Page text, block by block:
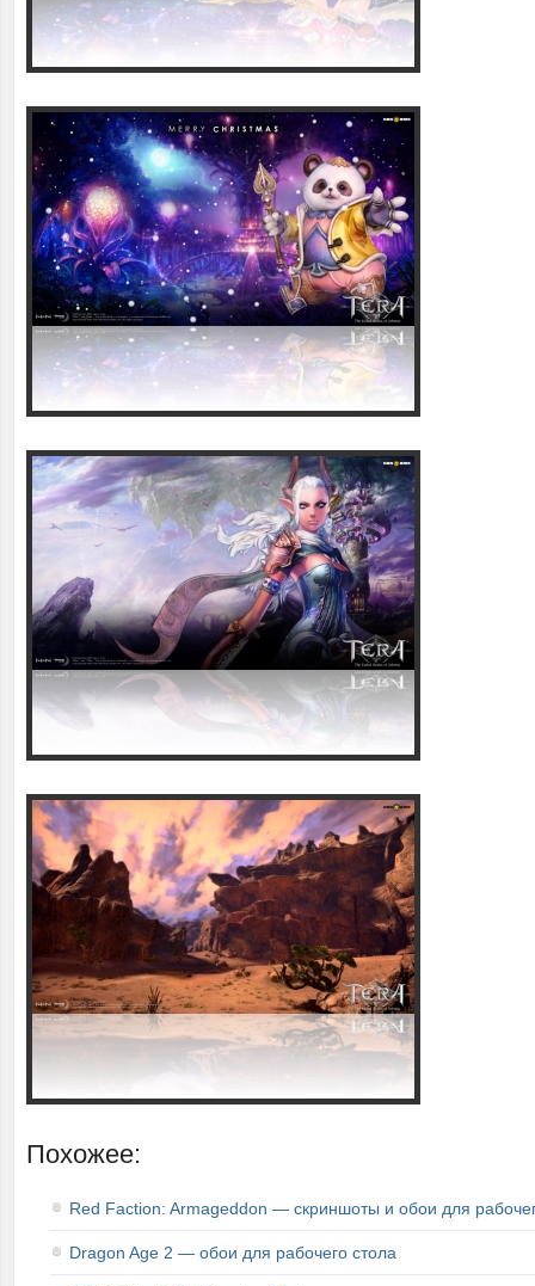
Похожее:
Red Faction: Armageddon — скриншоты и обои для
Dragon Age 2 — обои для рабочего стола